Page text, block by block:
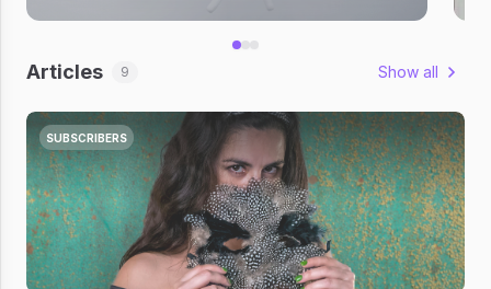
Articles 9 Show all
SUBSCRIBERS